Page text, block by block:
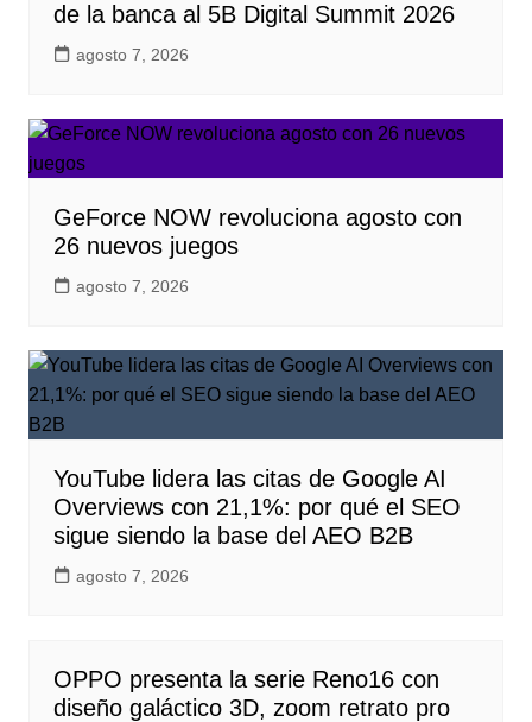
de la banca al 5B Digital Summit 2026
agosto 7, 2026
GeForce NOW revoluciona agosto con
26 nuevos juegos
agosto 7, 2026
YouTube lidera las citas de Google AI
Overviews con 21,1%: por qué el SEO
sigue siendo la base del AEO B2B
agosto 7, 2026
OPPO presenta la serie Reno16 con
diseño galáctico 3D, zoom retrato pro